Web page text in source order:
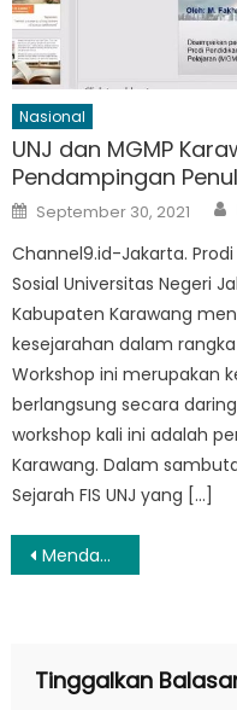
Nasional
UNJ dan MGMP
Pendampingan
Posted
on
September 30, 2021
Channel9.id-Jakarta.
Sosial Universitas Negeri
Kabupaten Karawang
kesejarahan dalam
Workshop ini merupakan
berlangsung secara
workshop kali ini adalah
Karawang. Dalam
Sejarah FIS UNJ yang […]
Navigasi
Mendagri Sebut Seluruh Pemerintahan Desa di Sumatera Sudah Pulih
Tinggalkan